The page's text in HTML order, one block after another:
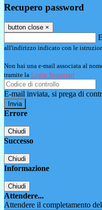
Recupero password
button close ×
all'indirizzo indicato con le
Non hai una e-mail associata al
tramite la Login Spaggiari
E-mail inviata, si prega di
Errore
Chiudi
Successo
Chiudi
Informazione
Chiudi
Attendere...
Attendere il completamento